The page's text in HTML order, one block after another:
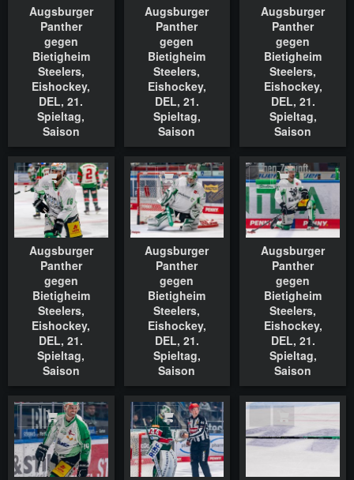
Augsburger
Panther
gegen
Bietigheim
Steelers,
Eishockey,
DEL, 21.
Spieltag,
Saison
2022/2023,
18.11.2022
Augsburger
Panther
gegen
Bietigheim
Steelers,
Eishockey,
DEL, 21.
Spieltag,
Saison
2022/2023,
18.11.2022
Augsburger
Panther
gegen
Bietigheim
Steelers,
Eishockey,
DEL, 21.
Spieltag,
Saison
2022/2023,
18.11.2022
In den Warenkorb
Augsburger
Panther
gegen
Bietigheim
Steelers,
Eishockey,
DEL, 21.
Spieltag,
Saison
2022/2023,
18.11.2022
In den Warenkorb
Augsburger
Panther
gegen
Bietigheim
Steelers,
Eishockey,
DEL, 21.
Spieltag,
Saison
2022/2023,
18.11.2022
In den
Augsburger
Panther
gegen
Bietigheim
Steelers,
Eishockey,
DEL, 21.
Spieltag,
Saison
2022/2023,
18.11.2022
In den Warenkorb In den Warenkorb